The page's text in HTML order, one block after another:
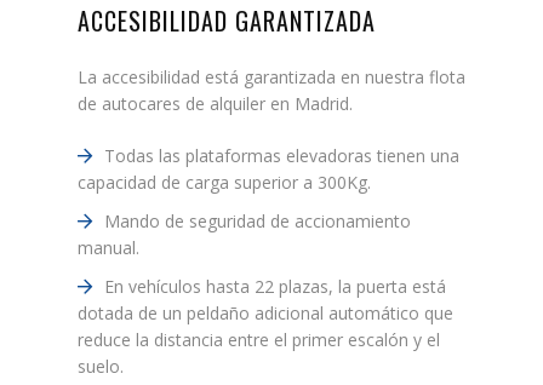
ACCESIBILIDAD GARANTIZADA
La accesibilidad está garantizada en nuestra flota
de autocares de alquiler en Madrid.
Todas las plataformas elevadoras tienen una
capacidad de carga superior a 300Kg.
Mando de seguridad de accionamiento
manual.
En vehículos hasta 22 plazas, la puerta está
dotada de un peldaño adicional automático que
reduce la distancia entre el primer escalón y el
suelo.